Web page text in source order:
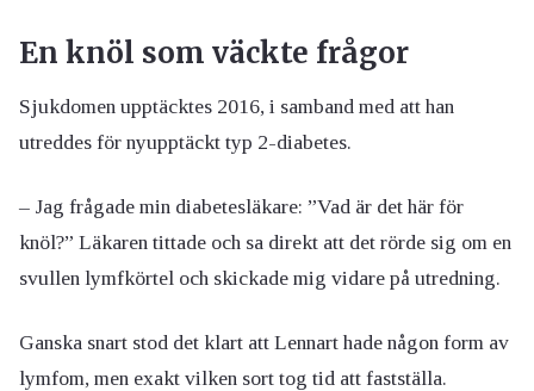
En knöl som väckte frågor
Sjukdomen upptäcktes 2016, i samband med att han
utreddes för nyupptäckt typ 2-diabetes.
– Jag frågade min diabetesläkare: ”Vad är det här för
knöl?” Läkaren tittade och sa direkt att det rörde sig om en
svullen lymfkörtel och skickade mig vidare på utredning.
Ganska snart stod det klart att Lennart hade någon form av
lymfom, men exakt vilken sort tog tid att fastställa.